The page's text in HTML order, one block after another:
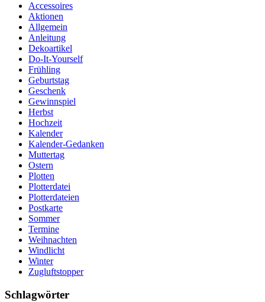
Accessoires
Aktionen
Allgemein
Anleitung
Dekoartikel
Do-It-Yourself
Frühling
Geburtstag
Geschenk
Gewinnspiel
Herbst
Hochzeit
Kalender
Kalender-Gedanken
Muttertag
Ostern
Plotten
Plotterdatei
Plotterdateien
Postkarte
Sommer
Termine
Weihnachten
Windlicht
Winter
Zugluftstopper
Schlagwörter